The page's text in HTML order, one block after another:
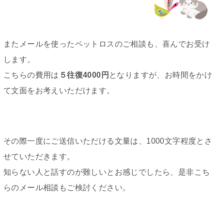
またメールを使ったペットロスのご相談も、喜んでお受け
します。
こちらの費用は ５往復4000円 となりますが、お時間をかけ
て文面をお考えいただけます。
その際一度にご送信いただける文量は、1000文字程度とさ
せていただきます。
知らない人と話すのが難しいとお感じでしたら、是非こち
らのメール相談もご検討ください。